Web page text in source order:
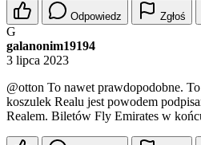
Odpowiedz Zgłoś
G
galanonim19194
3 lipca 2023
@otton To nawet prawdopodobne.
koszulek Realu jest powodem
Realem. Biletów Fly Emirates w